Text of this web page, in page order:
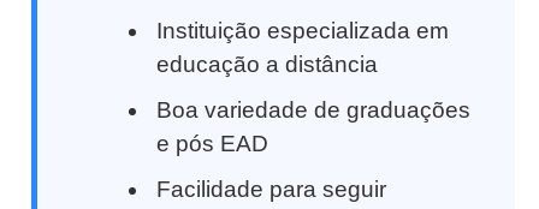
Instituição especializada em
educação a distância
Boa variedade de graduações
e pós EAD
Facilidade para seguir